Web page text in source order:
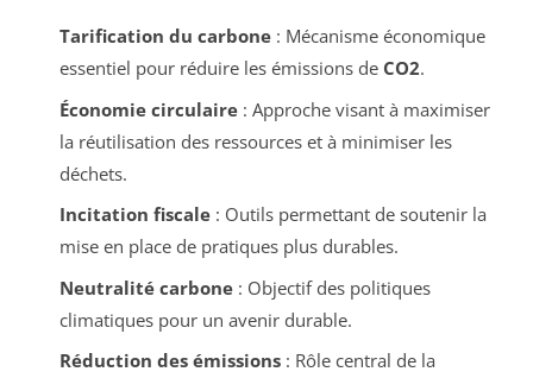
Tarification du carbone: Mécanisme économique
essentiel pour réduire les émissions de CO2.
Économie circulaire: Approche visant à maximiser
la réutilisation des ressources et à minimiser les
déchets.
Incitation fiscale: Outils permettant de soutenir la
mise en place de pratiques plus durables.
Neutralité carbone: Objectif des politiques
climatiques pour un avenir durable.
Réduction des émissions: Rôle central de la